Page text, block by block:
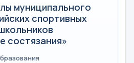
муниципального
спортивных
состязания»